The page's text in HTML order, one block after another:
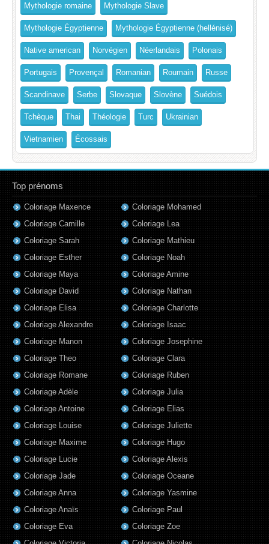
Mythologie romaine Mythologie Slave
Mythologie Égyptienne Mythologie Égyptienne (hellénisé)
Native american Norvégien Néerlandais Polonais
Portugais Provençal Romanian Roumain Russe
Scandinave Serbe Slovaque Slovène Suédois
Tchèque Thai Théologie Turc Ukrainian
Vietnamien Écossais
Top prénoms
Coloriage Maxence
Coloriage Camille
Coloriage Sarah
Coloriage Esther
Coloriage Maya
Coloriage David
Coloriage Elisa
Coloriage Alexandre
Coloriage Manon
Coloriage Theo
Coloriage Romane
Coloriage Adèle
Coloriage Antoine
Coloriage Louise
Coloriage Maxime
Coloriage Lucie
Coloriage Jade
Coloriage Anna
Coloriage Anaïs
Coloriage Eva
Coloriage Mohamed
Coloriage Lea
Coloriage Mathieu
Coloriage Noah
Coloriage Amine
Coloriage Nathan
Coloriage Charlotte
Coloriage Isaac
Coloriage Josephine
Coloriage Clara
Coloriage Ruben
Coloriage Julia
Coloriage Elias
Coloriage Juliette
Coloriage Hugo
Coloriage Alexis
Coloriage Oceane
Coloriage Yasmine
Coloriage Paul
Coloriage Zoe